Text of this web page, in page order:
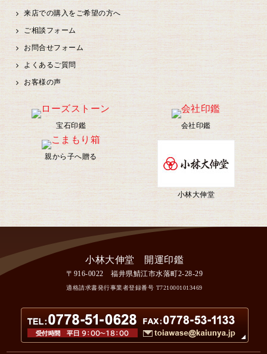
来店での購入をご希望の方へ
ご相談フォーム
お問合せフォーム
よくあるご質問
お客様の声
宝石印鑑 会社印鑑
親から子へ贈る
小林大伸堂
〒916-0022 福井県鯖江市水落町2-28-29
適格請求書発行事業者登録番号 T7210001013469